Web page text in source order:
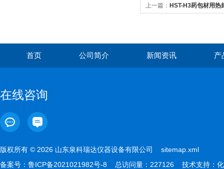
上一篇： HST-H3药包材用热
首页 公司简介 新闻资讯 产
在线咨询
版权所有 © 2026 山东泉科瑞达仪器设备有限公司 sitemap.xml
备案号： 鲁ICP备2021021982号-8 总访问量：227126 技术支持： 化